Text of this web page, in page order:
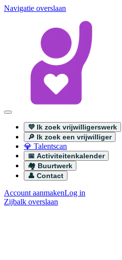
Navigatie overslaan
💜 Ik zoek vrijwilligerswerk
🔎 Ik zoek een vrijwilliger
💎 Talentscan
📅 Activiteitenkalender
🏘️ Buurtwerk
👤 Contact
Account aanmakenLog in
Zijbalk overslaan